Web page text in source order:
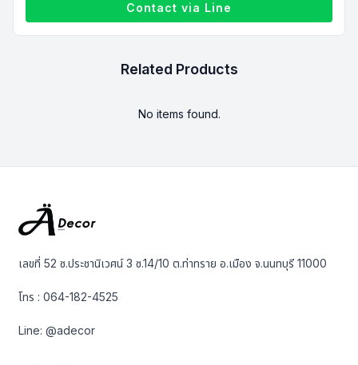
Contact via Line
Related Products
No items found.
เลขที่ 52 ซ.ประชานิเวศน์ 3 ซ.14/10 ต.ท่าทราย อ.เมือง จ.นนทบุรี 11000
โทร :064-182-4525
Line:@adecor